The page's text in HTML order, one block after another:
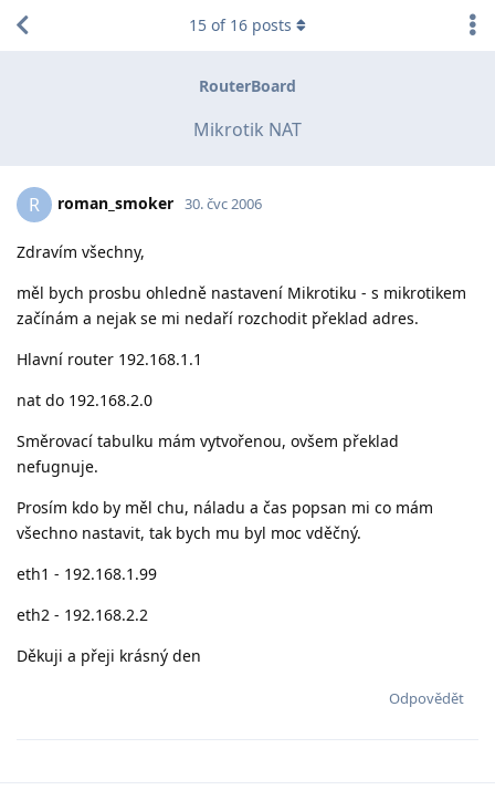
RouterBoard
Mikrotik NAT
15 of 16 posts
R roman_smoker 30. čvc 2006
Zdravím všechny,
měl bych prosbu ohledně nastavení Mikrotiku - s mikrotikem
začínám a nejak se mi nedaří rozchodit překlad adres.
Hlavní router 192.168.1.1
nat do 192.168.2.0
Směrovací tabulku mám vytvořenou, ovšem překlad
nefugnuje.
Prosím kdo by měl chu, náladu a čas popsan mi co mám
všechno nastavit, tak bych mu byl moc vděčný.
eth1 - 192.168.1.99
eth2 - 192.168.2.2
Děkuji a přeji krásný den
Odpovědět